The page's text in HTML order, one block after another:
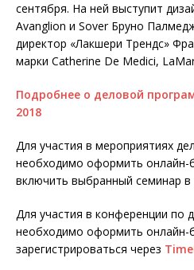
сентября. На ней выступит
Avanglion и Sover Бруно
директор «Лакшери Трендс»
марки Catherine De Medici,
Подробнее о деловой
2018
Для участия в мероприятиях
необходимо оформить онлайн-
включить выбранный семинар
Для участия в конференции по
необходимо оформить онлайн-
зарегистрироваться через